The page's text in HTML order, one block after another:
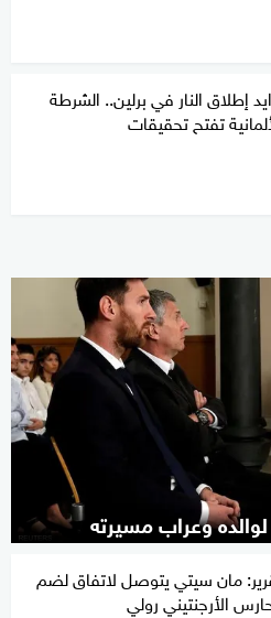
إطلاق النار في برلين.. الشرطة
تفتح تحقيقات
وعراب مسيرته
مان سيتي يتوصل لاتفاق لضم
الأرجنتيني رولي